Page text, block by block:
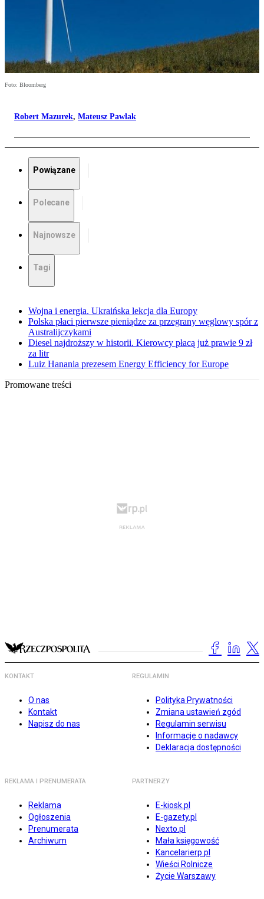
Foto: Bloomberg
Robert Mazurek, Mateusz Pawlak
Powiązane
Polecane
Najnowsze
Tagi
Wojna i energia. Ukraińska lekcja dla Europy
Polska płaci pierwsze pieniądze za przegrany węglowy spór z
Australijczykami
Diesel najdroższy w historii. Kierowcy płacą już prawie 9 zł
za litr
Luiz Hanania prezesem Energy Efficiency for Europe
Promowane treści
KONTAKT
O nas
Kontakt
Napisz do nas
REGULAMIN
Polityka Prywatności
Zmiana ustawień zgód
Regulamin serwisu
Informacje o nadawcy
Deklaracja dostępności
REKLAMA I PRENUMERATA
Reklama
Ogłoszenia
Prenumerata
Archiwum
PARTNERZY
E-kiosk.pl
E-gazety.pl
Nexto.pl
Mała księgowość
Kancelarierp.pl
Wieści Rolnicze
Życie Warszawy